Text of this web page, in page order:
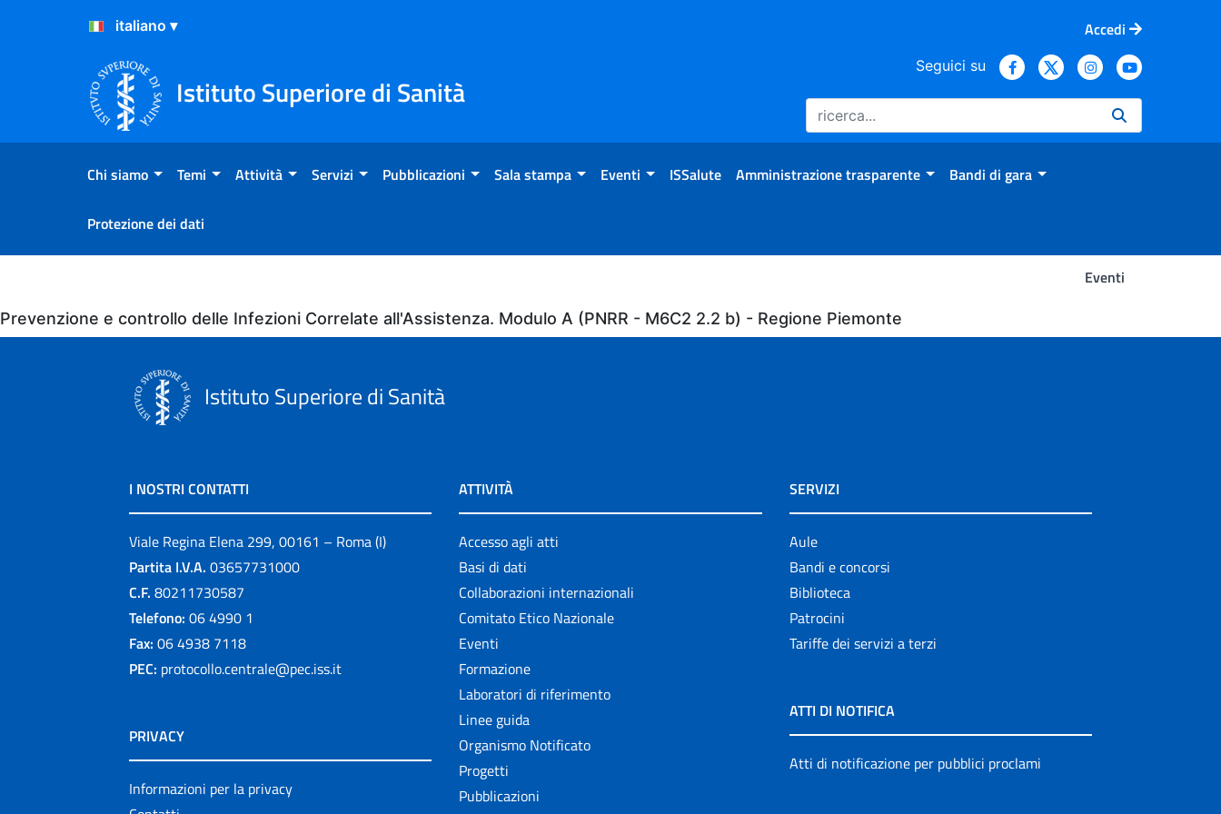
Salta al Contenuto
Salta al Footer
Accedi
Istituto Superiore di Sanità
Seguici su
Chi siamo Temi Attività Servizi Pubblicazioni Sala stampa Eventi ISSalute Amministrazione trasparente Bandi di gara
Protezione dei dati
Eventi
Eventi
Prevenzione e controllo delle Infezioni Correlate all'Assistenza. Modulo A (PNRR - M6C2 2.2 b) - Regione Piemonte
Istituto Superiore di Sanità
I NOSTRI CONTATTI
Viale Regina Elena 299, 00161 – Roma (I)
Partita I.V.A. 03657731000
C.F. 80211730587
Telefono: 06 4990 1
Fax: 06 4938 7118
PEC: protocollo.centrale@pec.iss.it
PRIVACY
Informazioni per la privacy
ATTIVITÀ
Accesso agli atti
Basi di dati
Collaborazioni internazionali
Comitato Etico Nazionale
Eventi
Formazione
Laboratori di riferimento
Linee guida
Organismo Notificato
Progetti
Pubblicazioni
SERVIZI
Aule
Bandi e concorsi
Biblioteca
Patrocini
Tariffe dei servizi a terzi
ATTI DI NOTIFICA
Atti di notificazione per pubblici proclami